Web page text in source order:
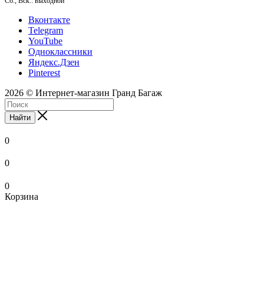
Вконтакте
Telegram
YouTube
Одноклассники
Яндекс.Дзен
Pinterest
2026 © Интернет-магазин Гранд Багаж
Найти
0
0
0
Корзина